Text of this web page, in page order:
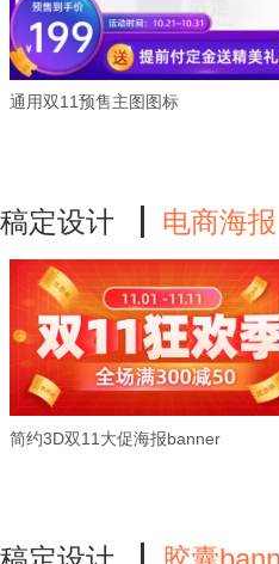
通用双11预售主图图标
稿定设计 电商海报
简约3D双11大促海报banner